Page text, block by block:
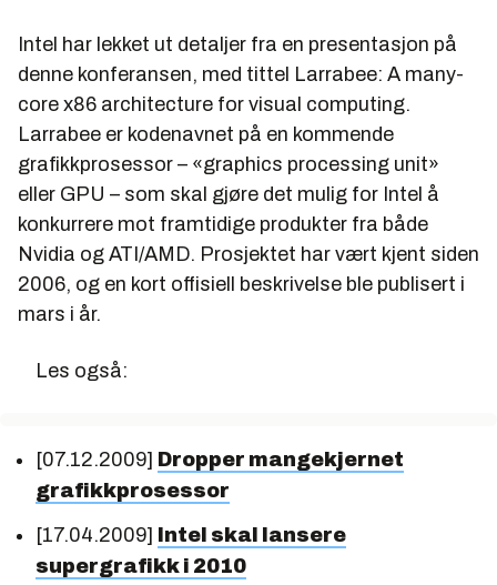
Intel har lekket ut detaljer fra en presentasjon på
denne konferansen, med tittel Larrabee: A many-
core x86 architecture for visual computing.
Larrabee er kodenavnet på en kommende
grafikkprosessor – «graphics processing unit»
eller GPU – som skal gjøre det mulig for Intel å
konkurrere mot framtidige produkter fra både
Nvidia og ATI/AMD. Prosjektet har vært kjent siden
2006, og en kort offisiell beskrivelse ble publisert i
mars i år.
Les også:
[07.12.2009] Dropper mangekjernet
grafikkprosessor
[17.04.2009]
Intel skal lansere
supergrafikk i 2010